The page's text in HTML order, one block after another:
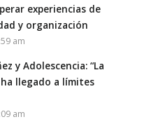
experiencias de
y organización
am
y Adolescencia: “La
llegado a límites
am